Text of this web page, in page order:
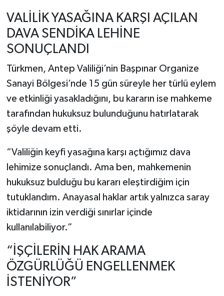
VALİLİK YASAĞINA KARŞI AÇILAN
DAVA SENDİKA LEHİNE
SONUÇLANDI
Türkmen, Antep Valiliği’nin Başpınar Organize
Sanayi Bölgesi’nde 15 gün süreyle her türlü eylem
ve etkinliği yasakladığını, bu kararın ise mahkeme
tarafından hukuksuz bulunduğunu hatırlatarak
şöyle devam etti.
“Valiliğin keyfi yasağına karşı açtığımız dava
lehimize sonuçlandı. Ama ben, mahkemenin
hukuksuz bulduğu bu kararı eleştirdiğim için
tutuklandım. Anayasal haklar artık yalnızca saray
iktidarının izin verdiği sınırlar içinde
kullanılabiliyor.”
“İŞÇİLERİN HAK ARAMA
ÖZGÜRLÜĞÜ ENGELLENMEK
İSTENİYOR”